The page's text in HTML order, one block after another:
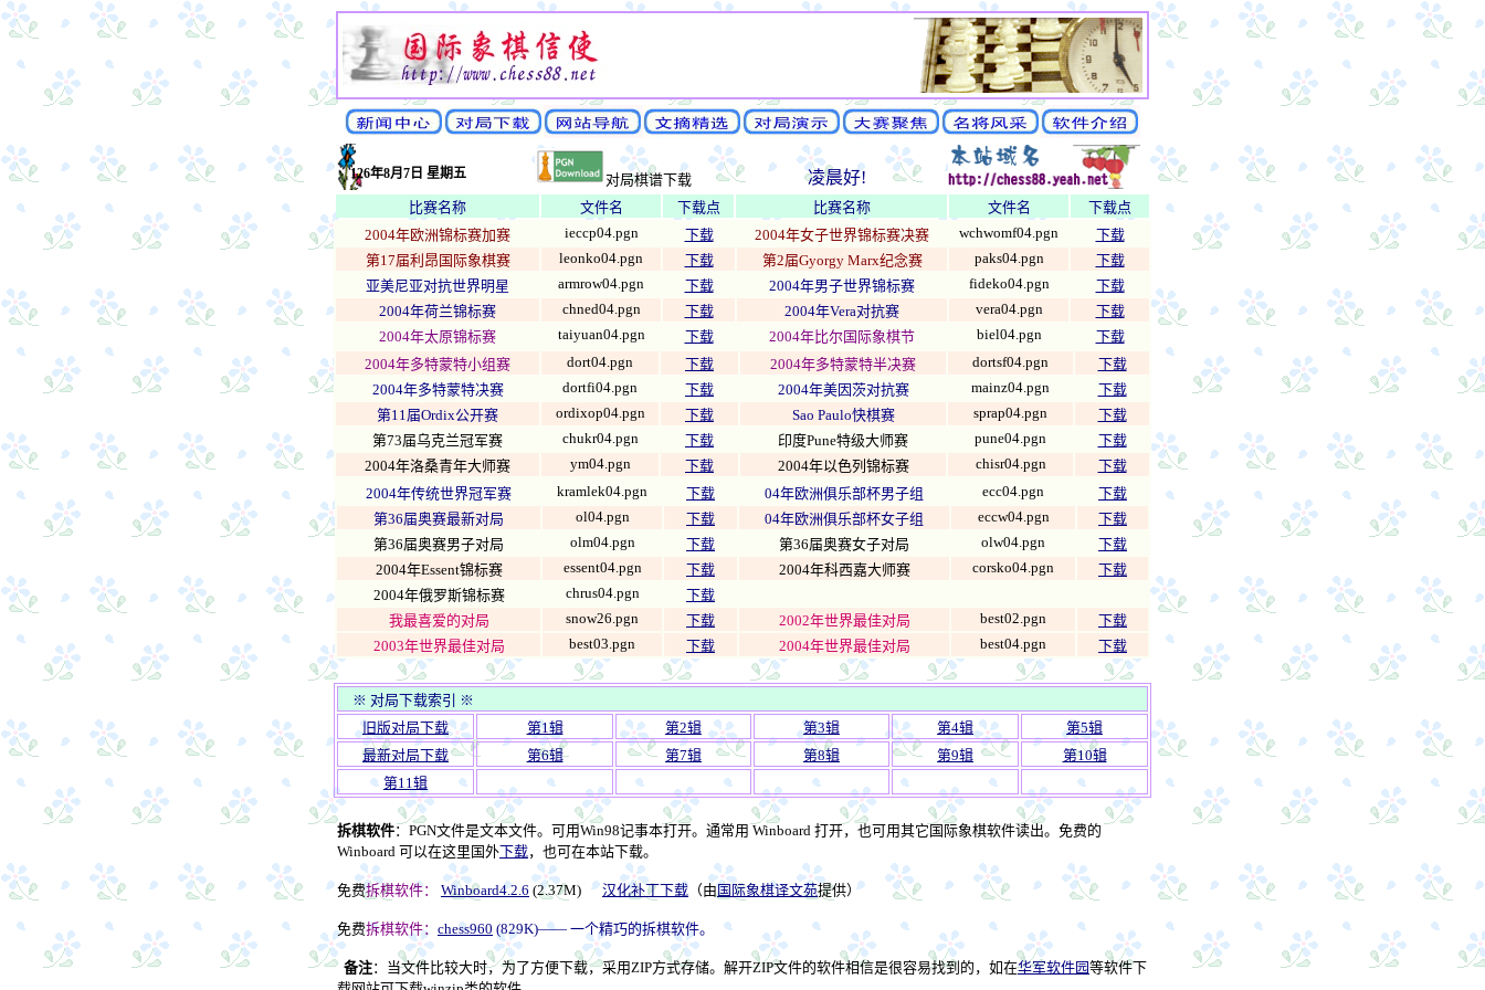
126年8月7日 星期五 对局棋谱下载 凌晨好!
比赛名称 文件名 下载点 比赛名称 文件名
下载点
2004年欧洲锦标赛加赛
ieccp04.pgn 下载 2004年女子世界锦标赛决赛 wchwomf04.pgn
下载
第17届利昂国际象棋赛
leonko04.pgn 下载 第2届Gyorgy Marx纪念赛 paks04.pgn
下载
亚美尼亚对抗世界明星
armrow04.pgn 下载 2004年男子世界锦标赛 fideko04.pgn
下载
2004年荷兰锦标赛
chned04.pgn 下载 2004年Vera对抗赛 vera04.pgn
下载
2004年太原锦标赛
taiyuan04.pgn 下载 2004年比尔国际象棋节 biel04.pgn
下载
2004年多特蒙特小组赛
dort04.pgn 下载 2004年多特蒙特半决赛 dortsf04.pgn
下载
2004年多特蒙特决赛
dortfi04.pgn 下载 2004年美因茨对抗赛 mainz04.pgn
下载
第11届Ordix公开赛
ordixop04.pgn 下载 Sao Paulo快棋赛 sprap04.pgn
下载
第73届乌克兰冠军赛
chukr04.pgn 下载 印度Pune特级大师赛 pune04.pgn
下载
2004年洛桑青年大师赛
ym04.pgn 下载 2004年以色列锦标赛 chisr04.pgn
下载
2004年传统世界冠军赛
kramlek04.pgn 下载 04年欧洲俱乐部杯男子组 ecc04.pgn
下载
第36届奥赛最新对局
ol04.pgn 下载 04年欧洲俱乐部杯女子组 eccw04.pgn
下载
第36届奥赛男子对局
olm04.pgn 下载 第36届奥赛女子对局 olw04.pgn
下载
2004年Essent锦标赛
essent04.pgn 下载 2004年科西嘉大师赛 corsko04.pgn
下载
2004年俄罗斯锦标赛
chrus04.pgn
下载
我最喜爱的对局
snow26.pgn 下载 2002年世界最佳对局 best02.pgn
下载
2003年世界最佳对局
best03.pgn 下载 2004年世界最佳对局 best04.pgn 下载
※ 对局下载索引 ※
旧版对局下载
第1辑 第2辑 第3辑 第4辑
第5辑
最新对局下载
第6辑 第7辑 第8辑 第9辑
第10辑
第11辑
拆棋软件：PGN文件是文本文件。可用Win98记事本打开。通常用 Winboard 打开，也可用其它国际象棋软件读出。免费的
Winboard 可以在这里国外下载，也可在本站下载。
免费拆棋软件： Winboard4.2.6 (2.37M) 汉化补丁下载 （由国际象棋译文苑提供）
免费拆棋软件： chess960 (829K)—— 一个精巧的拆棋软件。
备注：当文件比较大时，为了方便下载，采用ZIP方式存储。解开ZIP文件的软件相信是很容易找到的，如在华军软件园等软件下